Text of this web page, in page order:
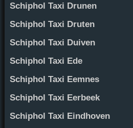
Schiphol Taxi Drunen
Schiphol Taxi Druten
Schiphol Taxi Duiven
Schiphol Taxi Ede
Schiphol Taxi Eemnes
Schiphol Taxi Eerbeek
Schiphol Taxi Eindhoven